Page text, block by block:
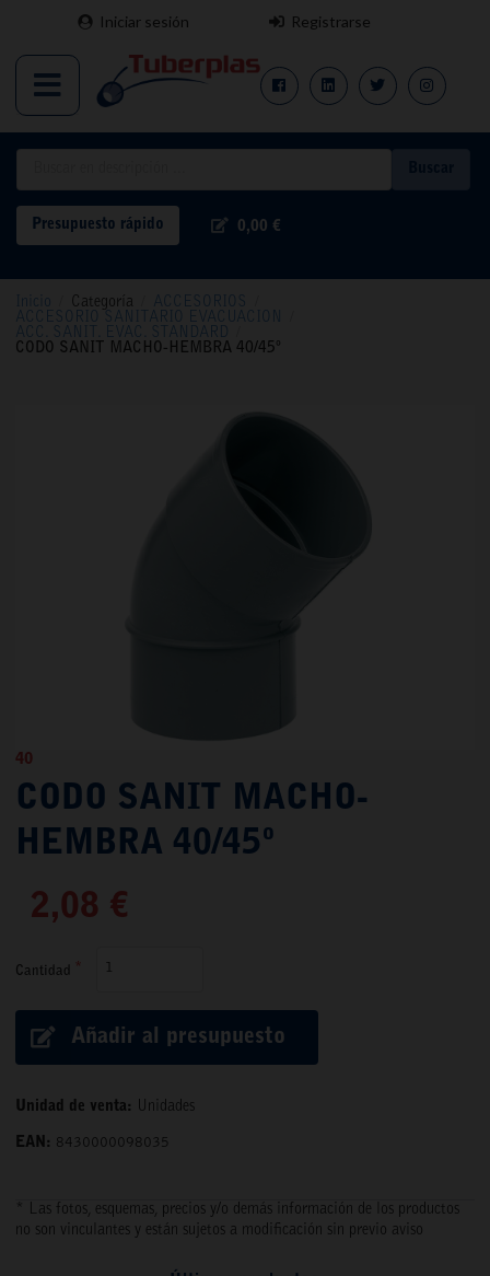
Iniciar sesión Registrarse
Presupuesto rápido 0,00 €
Inicio Categoría ACCESORIOS
ACCESORIO SANITARIO EVACUACION
ACC. SANIT. EVAC. STANDARD
CODO SANIT MACHO-HEMBRA 40/45º
40
CODO SANIT MACHO-
HEMBRA 40/45º
2,08 €
Cantidad
Añadir al presupuesto
Unidad de venta: Unidades
EAN: 8430000098035
* Las fotos, esquemas, precios y/o demás información de los productos
no son vinculantes y están sujetos a modificación sin previo aviso